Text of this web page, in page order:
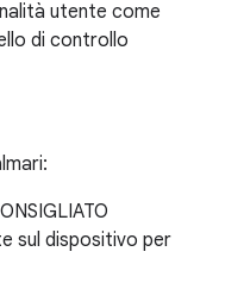
utente come
di controllo
sul dispositivo per